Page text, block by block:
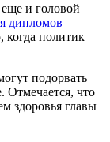
и головой
дипломов
когда политик
подорвать
что
здоровья главы